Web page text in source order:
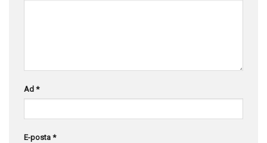
Ad *
E-posta *